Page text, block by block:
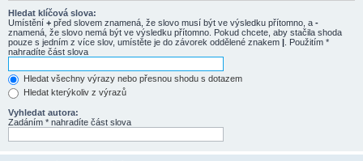
Hledat klíčová slova:
Umístění + před slovem znamená, že slovo musí být ve výsledku přítomno, a -
znamená, že slovo nemá být ve výsledku přítomno. Pokud chcete, aby stačila shoda
pouze s jedním z více slov, umístěte je do závorek oddělené znakem
. Použitím *
nahradíte část slova
Hledat všechny výrazy nebo přesnou shodu s dotazem
Hledat kterýkoliv z výrazů
Vyhledat autora:
Zadáním * nahradíte část slova